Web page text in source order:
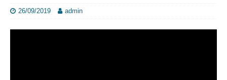
26/09/2019 admin